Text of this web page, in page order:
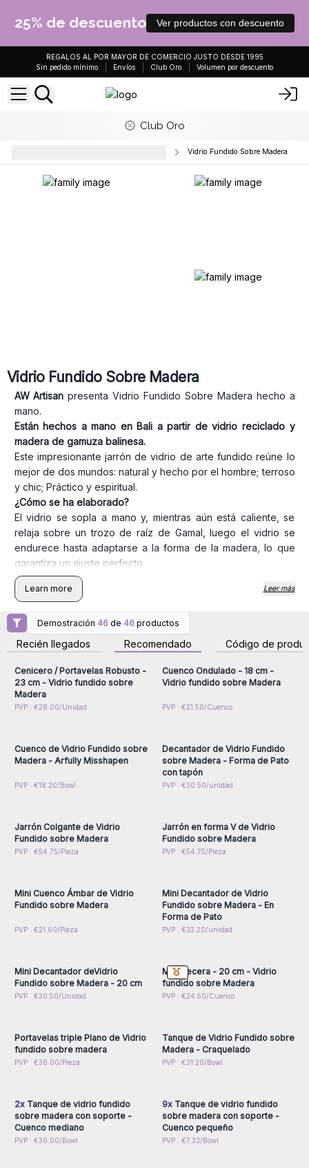
25% de descuento Ver productos con descuento
REGALOS AL POR MAYOR DE COMERCIO JUSTO DESDE 1995
Sin pedido mínimo
Envíos Club Oro Volumen por descuento
Club Oro
Vidrio Fundido Sobre Madera
Vidrio Fundido Sobre Madera
AW Artisan presenta Vidrio Fundido Sobre Madera hecho a
mano.
Están hechos a mano en Bali a partir de vidrio reciclado y
madera de gamuza balinesa.
Este impresionante jarrón de vidrio de arte fundido reúne lo
mejor de dos mundos: natural y hecho por el hombre; terroso
y chic; Práctico y espiritual.
¿Cómo se ha elaborado?
El vidrio se sopla a mano y, mientras aún está caliente, se
relaja sobre un trozo de raíz de Gamal, luego el vidrio se
endurece hasta adaptarse a la forma de la madera, lo que
garantiza un ajuste perfecto.
Se hacen a mano con un producto natural usando
herramienta y técnicas de tradición balinesa.
Learn more Leer más
Demostración 46 de 46 productos
Recién llegados Recomendado Código de
para obtener precios al
por mayor
Cenicero / Portavelas Robusto -
23 cm - Vidrio fundido sobre
Madera
PVP : €28.00/Unidad
para obtener precios al
por mayor
Cuenco Ondulado - 18 cm -
Vidrio fundido sobre Madera
PVP : €21.50/Cuenco
Inicie sesión o regístrese
Cuenco de Vidrio Fundido sobre
Madera - Arfully Misshapen
PVP : €18.20/Bowl
Inicie sesión o regístrese
Decantador de Vidrio Fundido
sobre Madera - Forma de Pato
con tapón
PVP : €30.50/unidad
Inicie sesión o regístrese
Jarrón Colgante de Vidrio
Fundido sobre Madera
PVP : €54.75/Pieza
Inicie sesión o regístrese
Jarrón en forma V de Vidrio
Fundido sobre Madera
PVP : €54.75/Pieza
Inicie sesión o regístrese
Mini Cuenco Ámbar de Vidrio
Fundido sobre Madera
PVP : €21.60/Pieza
Inicie sesión o regístrese
Mini Decantador de Vidrio
Fundido sobre Madera - En
Forma de Pato
PVP : €32.20/unidad
Inicie sesión o regístrese
Mini Decantador deVidrio
Fundido sobre Madera - 20 cm
PVP : €30.50/Unidad
Inicie sesión o regístrese
Mini Pecera - 20 cm - Vidrio
fundido sobre Madera
PVP : €24.50/Cuenco
Inicie sesión o regístrese
Portavelas triple Plano de Vidrio
fundido sobre madera
PVP : €36.00/Pieza
Inicie sesión o regístrese
Tanque de Vidrio Fundido sobre
Madera - Craquelado
PVP : €31.20/Bowl
Inicie sesión o regístrese
2xTanque de vidrio fundido
sobre madera con soporte -
Cuenco mediano
PVP : €30.00/Bowl
Inicie sesión o regístrese
9xTanque de vidrio fundido
sobre madera con soporte -
Cuenco pequeño
PVP : €7.33/Bowl
Inicie sesión o regístrese
Inicie sesión o regístrese